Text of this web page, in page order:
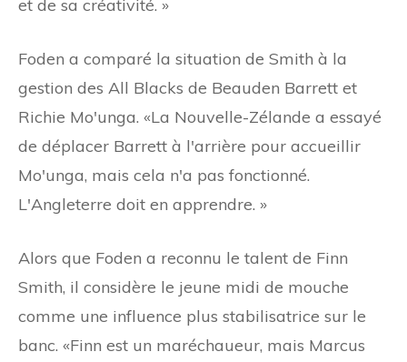
et de sa créativité. »
Foden a comparé la situation de Smith à la
gestion des All Blacks de Beauden Barrett et
Richie Mo'unga. «La Nouvelle-Zélande a essayé
de déplacer Barrett à l'arrière pour accueillir
Mo'unga, mais cela n'a pas fonctionné.
L'Angleterre doit en apprendre. »
Alors que Foden a reconnu le talent de Finn
Smith, il considère le jeune midi de mouche
comme une influence plus stabilisatrice sur le
banc. «Finn est un maréchaueur, mais Marcus